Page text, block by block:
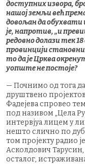
доступних извора,
нашој земљи већ
довољан да обухвати
је, напротив, „и
редовно долази тек
провинцији
то да је Црква
уопште не постоје?
— Почнимо од тога
друштвено
Фадејева спровео
под називом „Цела
интервјуа лицем у
нешто слично по
том пројекту радио
Асколдович
осталог,